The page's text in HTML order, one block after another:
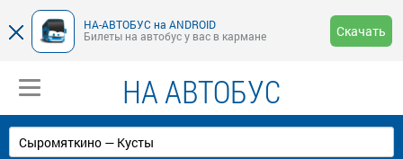
НА-АВТОБУС на ANDROID
Билеты на автобус у вас в кармане
Скачать
НА АВТОБУС